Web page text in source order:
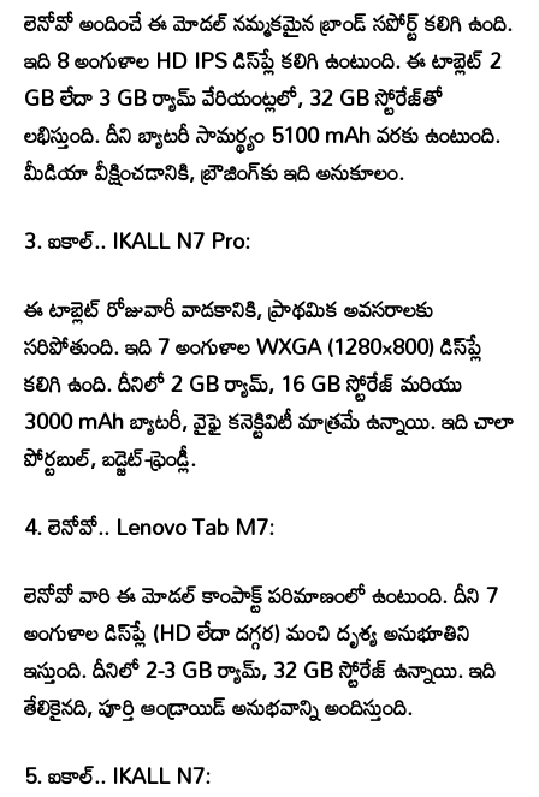
లెనోవో అందించే ఈ మోడల్ నమ్మకమైన బ్రాండ్ సపోర్ట్ కలిగి ఉంది.
ఇది 8 అంగుళాల HD IPS డిస్‌ప్లే కలిగి ఉంటుంది. ఈ టాబ్లెట్ 2
GB లేదా 3 GB ర్యామ్ వేరియంట్లలో, 32 GB స్టోరేజ్‌తో
లభిస్తుంది. దీని బ్యాటరీ సామర్థ్యం 5100 mAh వరకు ఉంటుంది.
మీడియా వీక్షించడానికి, బ్రౌజింగ్‌కు ఇది అనుకూలం.
3. ఐకాల్.. IKALL N7 Pro:
ఈ టాబ్లెట్ రోజువారీ వాడకానికి, ప్రాథమిక అవసరాలకు
సరిపోతుంది. ఇది 7 అంగుళాల WXGA (1280×800) డిస్‌ప్లే
కలిగి ఉంది. దీనిలో 2 GB ర్యామ్, 16 GB స్టోరేజ్ మరియు
3000 mAh బ్యాటరీ, వైఫై కనెక్టివిటీ మాత్రమే ఉన్నాయి. ఇది చాలా
పోర్టబుల్, బడ్జెట్-ఫ్రెండ్లీ.
4. లెనోవో.. Lenovo Tab M7:
లెనోవో వారి ఈ మోడల్ కాంపాక్ట్ పరిమాణంలో ఉంటుంది. దీని 7
అంగుళాల డిస్‌ప్లే (HD లేదా దగ్గర) మంచి దృశ్య అనుభూతిని
ఇస్తుంది. దీనిలో 2-3 GB ర్యామ్, 32 GB స్టోరేజ్ ఉన్నాయి. ఇది
తేలికైనది, పూర్తి ఆండ్రాయిడ్ అనుభవాన్ని అందిస్తుంది.
5. ఐకాల్.. IKALL N7: